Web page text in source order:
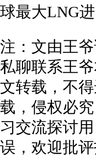
球最大LNG
注：文由王
私聊联系王
文转载，不
载，侵权必
习交流探讨
误，欢迎批评